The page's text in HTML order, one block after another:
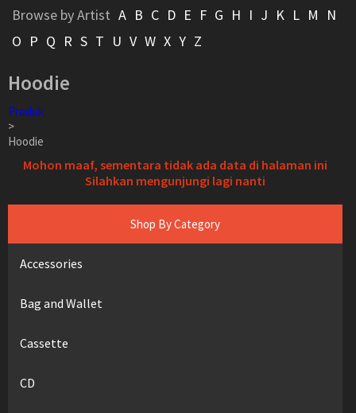
Browse by Artist A B C D E F G H I J K L M
N
O P Q R S T U V W X Y Z
Shop By Category
Accessories
Bag and Wallet
Cassette
CD
Hoodie
Produk
>
Hoodie
Mohon maaf, sementara tidak ada data di halaman ini
Silahkan mengunjungi lagi nanti